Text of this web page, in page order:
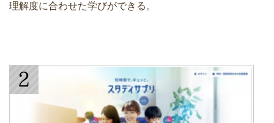
理解度に合わせた学びができる。